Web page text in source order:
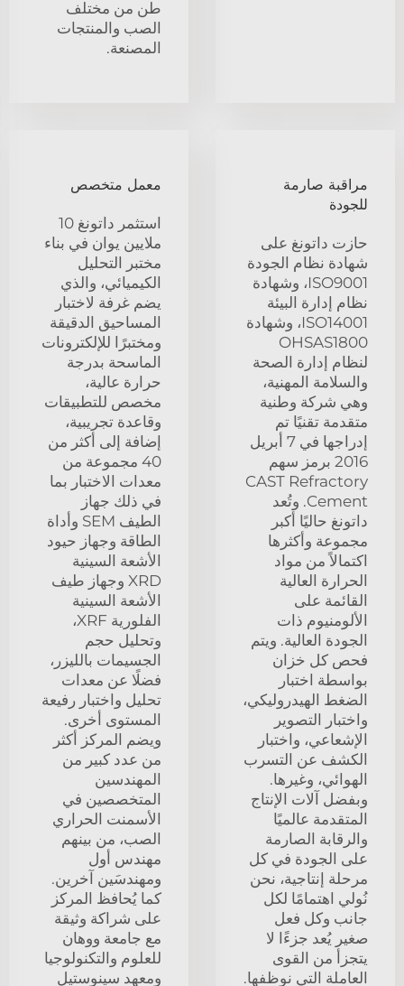
طن من مختلف
الصب والمنتجات
المصنعة.
مراقبة صارمة
للجودة
حازت داتونغ على
شهادة نظام الجودة
ISO9001، وشهادة
نظام إدارة البيئة
ISO14001، وشهادة
OHSAS1800
لنظام إدارة الصحة
والسلامة المهنية،
وهي شركة وطنية
متقدمة تقنيًا تم
إدراجها في 7 أبريل
2016 برمز سهم
CAST Refractory
Cement. وتُعد
داتونغ حاليًا أكبر
مجموعة وأكثرها
اكتمالاً من مواد
الحرارة العالية
القائمة على
الألومنيوم ذات
الجودة العالية. ويتم
فحص كل خزان
بواسطة اختبار
الضغط الهيدروليكي،
واختبار التصوير
الإشعاعي، واختبار
الكشف عن التسرب
الهوائي، وغيرها.
وبفضل آلات الإنتاج
المتقدمة عالميًا
والرقابة الصارمة
على الجودة في كل
مرحلة إنتاجية، نحن
نُولي اهتمامًا لكل
جانب وكل فعل
صغير يُعد جزءًا لا
يتجزأ من القوى
العاملة التي نوظفها.
معمل متخصص
استثمر داتونغ 10
ملايين يوان في بناء
مختبر التحليل
الكيميائي، والذي
يضم غرفة لاختبار
المساحيق الدقيقة
ومختبرًا للإلكترونات
الماسحة بدرجة
حرارة عالية،
مخصص للتطبيقات
وقاعدة تجريبية،
إضافة إلى أكثر من
40 مجموعة من
معدات الاختبار بما
في ذلك جهاز
الطيف SEM وأداة
الطاقة وجهاز حيود
الأشعة السينية
XRD وجهاز طيف
الأشعة السينية
الفلورية XRF،
وتحليل حجم
الجسيمات بالليزر،
فضلًا عن معدات
تحليل واختبار رفيعة
المستوى أخرى.
ويضم المركز أكثر
من عدد كبير من
المهندسين
المتخصصين في
الأسمنت الحراري
الصب، من بينهم
مهندس أول
ومهندسَين آخرين.
كما يُحافظ المركز
على شراكة وثيقة
مع جامعة ووهان
للعلوم والتكنولوجيا
ومعهد سينوستيل